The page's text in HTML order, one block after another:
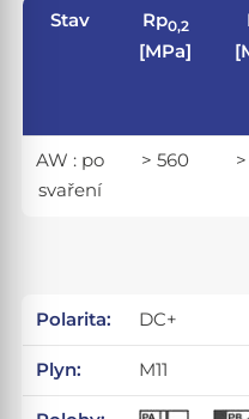
Stav Rp0,2
[MPa]
AW : po
svaření
> 560
Polarita: DC+
Plyn: M11